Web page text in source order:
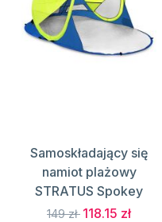
Samoskładający się
namiot plażowy
STRATUS Spokey
149 zł 118.15 zł